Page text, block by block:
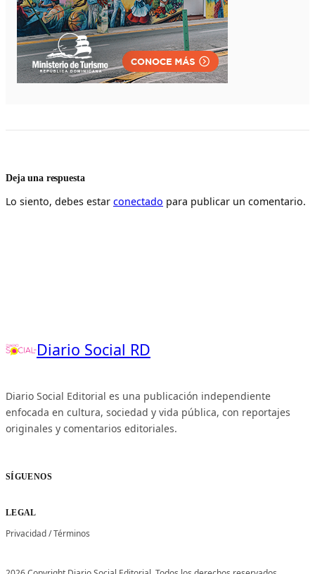
Deja una respuesta
Lo siento, debes estar conectado para publicar un comentario.
Diario Social RD
Diario Social Editorial es una publicación independiente
enfocada en cultura, sociedad y vida pública, con reportajes
originales y comentarios editoriales.
SÍGUENOS
LEGAL
Privacidad/Términos